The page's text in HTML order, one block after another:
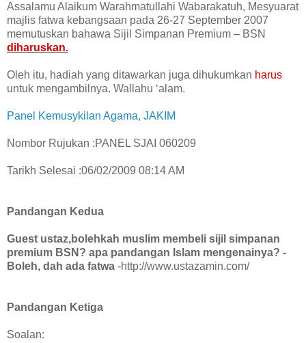
Assalamu Alaikum Warahmatullahi Wabarakatuh, Mesyuarat
majlis fatwa kebangsaan pada 26-27 September 2007
memutuskan bahawa Sijil Simpanan Premium – BSN
diharuskan.
Oleh itu, hadiah yang ditawarkan juga dihukumkan harus
untuk mengambilnya. Wallahu ‘alam.
Panel Kemusykilan Agama, JAKIM
Nombor Rujukan :PANEL SJAI 060209
Tarikh Selesai :06/02/2009 08:14 AM
Pandangan Kedua
Guest ustaz,bolehkah muslim membeli sijil simpanan
premium BSN? apa pandangan Islam mengenainya? -
Boleh, dah ada fatwa -http://www.ustazamin.com/
Pandangan Ketiga
Soalan: